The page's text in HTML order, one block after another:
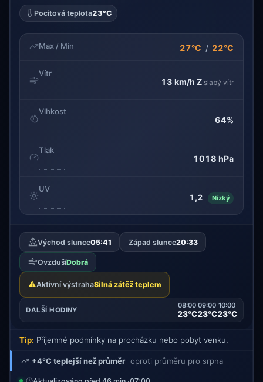
Pocitová teplota23°C
Max / Min 27°C / 22°C
Vítr
13 km/h Z slabý vítr
Vlhkost
64%
Tlak
1018 hPa
UV
1,2 Nízký
Východ slunce05:41 Západ slunce20:33
OvzdušíDobrá
⚠️Aktivní výstrahaSilná zátěž teplem
DALŠÍ HODINY
08:00
23°C
09:00
23°C
10:00
23°C
Tip: Příjemné podmínky na procházku nebo pobyt venku.
+4°C teplejší než průměr oproti průměru pro srpna